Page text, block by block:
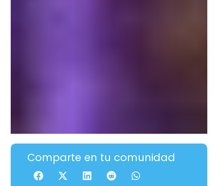
Comparte en tu comunidad